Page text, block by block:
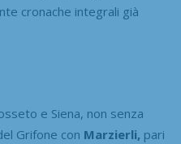
cronache integrali già
e Siena, non senza
Grifone con Marzierli, pari